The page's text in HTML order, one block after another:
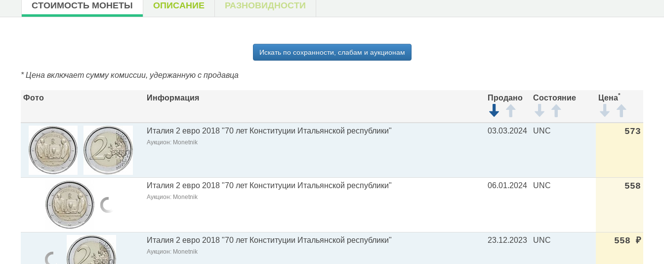
СТОИМОСТЬ МОНЕТЫ ОПИСАНИЕ РАЗНОВИДНОСТИ
Искать по сохранности, слабам и аукционам
* Цена включает сумму комиссии, удержанную с продавца
Фото Информация Продано Состояние Цена*
Италия 2 евро 2018 "70 лет Конституции Итальянской республики"
Аукцион: Monetnik
03.03.2024 UNC 573
Италия 2 евро 2018 "70 лет Конституции Итальянской республики"
Аукцион: Monetnik
06.01.2024 UNC 558
Италия 2 евро 2018 "70 лет Конституции Итальянской республики"
Аукцион: Monetnik
23.12.2023 UNC 558 ₽